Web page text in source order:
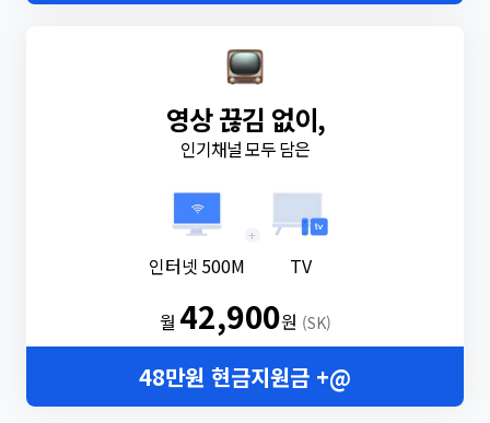
영상 끊김 없이,
인기채널 모두 담은
인터넷 500M
+
TV
월 42,900원 (SK)
48만원 현금지원금 +@